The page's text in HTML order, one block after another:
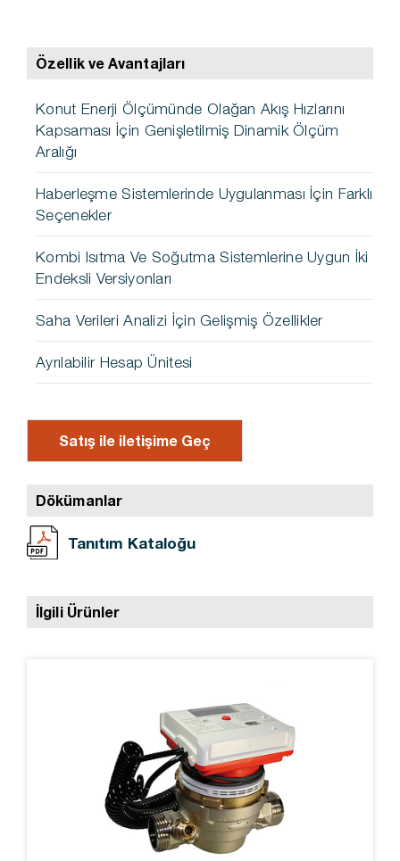
Özellik ve Avantajları
Konut Enerji Ölçümünde Olağan Akış Hızlarını
Kapsaması İçin Genişletilmiş Dinamik Ölçüm
Aralığı
Haberleşme Sistemlerinde Uygulanması İçin Farklı
Seçenekler
Kombi Isıtma Ve Soğutma Sistemlerine Uygun İki
Endeksli Versiyonları
Saha Verileri Analizi İçin Gelişmiş Özellikler
Ayrılabilir Hesap Ünitesi
Satış ile iletişime Geç
Dökümanlar
Tanıtım Kataloğu
İlgili Ürünler